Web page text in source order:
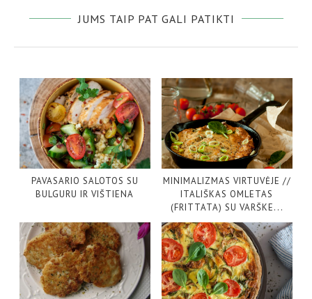
JUMS TAIP PAT GALI PATIKTI
PAVASARIO SALOTOS SU
BULGURU IR VIŠTIENA
MINIMALIZMAS VIRTUVĖJE //
ITALIŠKAS OMLETAS
(FRITTATA) SU VARŠKE...